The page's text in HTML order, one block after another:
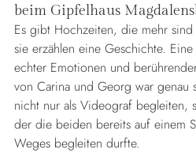
beim Gipfelhaus
Es gibt Hochzeiten, die mehr
sie erzählen eine Geschichte.
echter Emotionen und
von Carina und Georg war
nicht nur als Videograf begleiten,
der die beiden bereits auf einem
Weges begleiten durfte.